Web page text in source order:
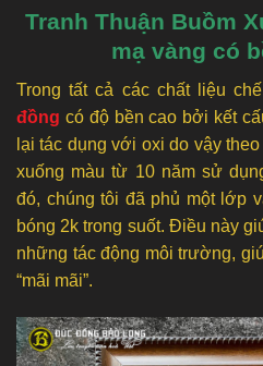
Tranh Thuận Buồm
mạ vàng có
Trong tất cả các chất liệu
đồng có độ bền cao bởi kết
lại tác dụng với oxi do vậy
xuống màu từ 10 năm sử
đó, chúng tôi đã phủ một lớp
bóng 2k trong suốt. Điều này
những tác động môi trường,
“mãi mãi”.